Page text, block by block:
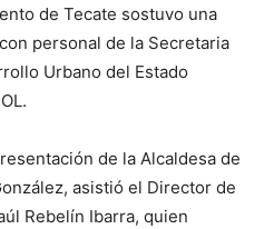
de Tecate sostuvo una
personal de la Secretaria
Urbano del Estado
de la Alcaldesa de
asistió el Director de
Rebelín Ibarra, quien